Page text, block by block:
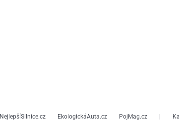
NejlepšíSilnice.cz EkologickáAuta.cz PojMag.cz